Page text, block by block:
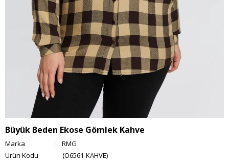
Büyük Beden Ekose Gömlek Kahve
Marka :
RMG
(O6561-KAHVE)